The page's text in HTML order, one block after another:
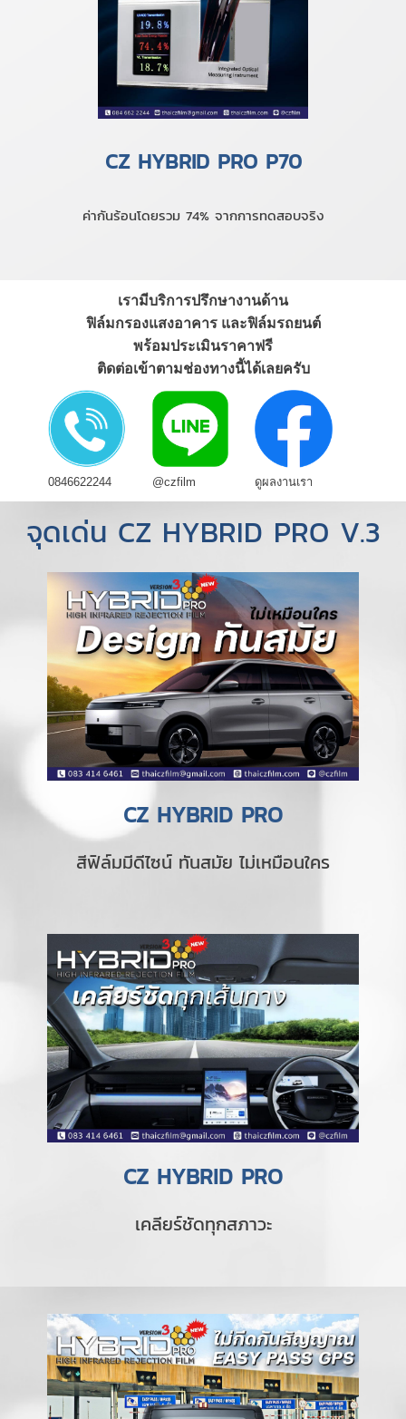
CZ HYBRID PRO P70
ค่ากันร้อนโดยรวม 74% จากการทดสอบจริง
เรามีบริการปรึกษางานด้าน
ฟิล์มกรองแสงอาคาร และฟิล์มรถยนต์
พร้อมประเมินราคาฟรี
ติดต่อเข้าตามช่องทางนี้ได้เลยครับ
0846622244 @czfilm ดูผลงานเรา
จุดเด่น CZ HYBRID PRO V.3
CZ HYBRID PRO
สีฟิล์มมีดีไซน์ ทันสมัย ไม่เหมือนใคร
CZ HYBRID PRO
เคลียร์ชัดทุกสภาวะ